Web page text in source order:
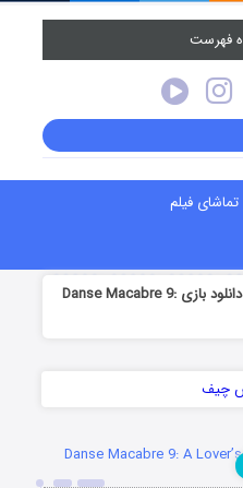
فهرست
تماشای فیلم
دانلود بازی Danse Macabre 9: